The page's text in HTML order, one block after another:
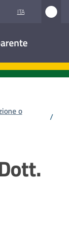
ITA
o
/